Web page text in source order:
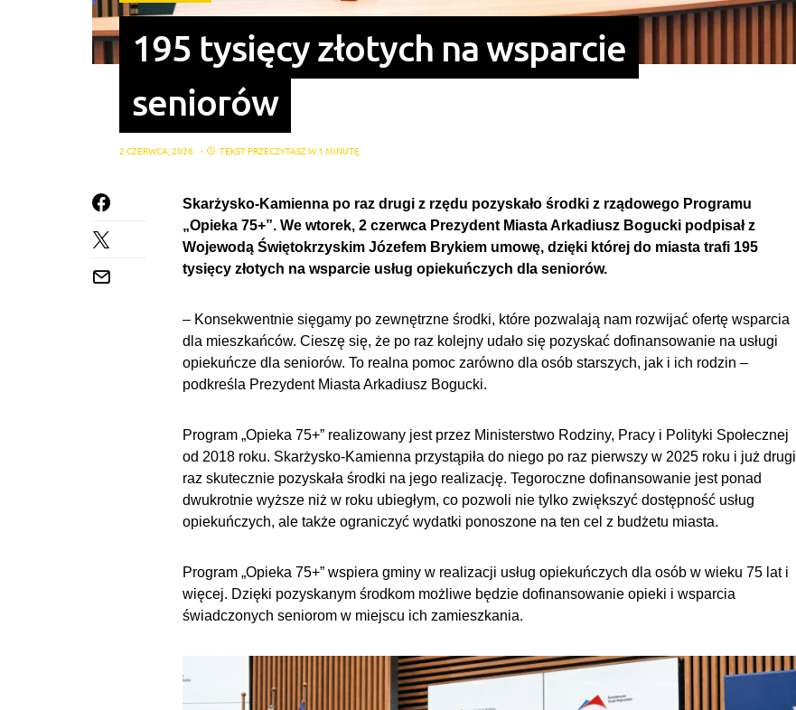
195 tysięcy złotych na wsparcie
seniorów
2 CZERWCA, 2026 TEKST PRZECZYTASZ W 1 MINUTĘ
Skarżysko-Kamienna po raz drugi z rzędu pozyskało środki z rządowego Programu
„Opieka 75+”. We wtorek, 2 czerwca Prezydent Miasta Arkadiusz Bogucki podpisał z
Wojewodą Świętokrzyskim Józefem Brykiem umowę, dzięki której do miasta trafi 195
tysięcy złotych na wsparcie usług opiekuńczych dla seniorów.
– Konsekwentnie sięgamy po zewnętrzne środki, które pozwalają nam rozwijać ofertę wsparcia
dla mieszkańców. Cieszę się, że po raz kolejny udało się pozyskać dofinansowanie na usługi
opiekuńcze dla seniorów. To realna pomoc zarówno dla osób starszych, jak i ich rodzin –
podkreśla Prezydent Miasta Arkadiusz Bogucki.
Program „Opieka 75+” realizowany jest przez Ministerstwo Rodziny, Pracy i Polityki Społecznej
od 2018 roku. Skarżysko-Kamienna przystąpiła do niego po raz pierwszy w 2025 roku i już drugi
raz skutecznie pozyskała środki na jego realizację. Tegoroczne dofinansowanie jest ponad
dwukrotnie wyższe niż w roku ubiegłym, co pozwoli nie tylko zwiększyć dostępność usług
opiekuńczych, ale także ograniczyć wydatki ponoszone na ten cel z budżetu miasta.
Program „Opieka 75+” wspiera gminy w realizacji usług opiekuńczych dla osób w wieku 75 lat i
więcej. Dzięki pozyskanym środkom możliwe będzie dofinansowanie opieki i wsparcia
świadczonych seniorom w miejscu ich zamieszkania.